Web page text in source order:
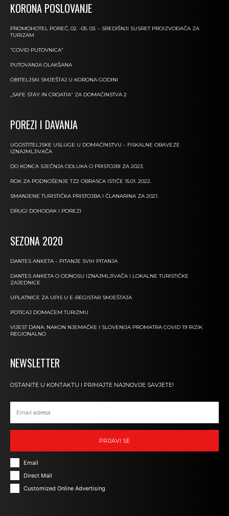
KORONA POSLOVANJE
PROMOHOTEL POREČ, 02. -05. 03. – SREDIŠNJI SUSRET PROIZVOĐAČA ZA
TURIZAM
“COVID PUTOVNICA”
PUTOVANJA OLAKŠANA
OBITELJSKI SMJEŠTAJ U KORONA GODINI
„SAFE STAY IN CROATIA“ ZA DOMAĆINSTVA 2
POREZI I DAVANJA
UGOSTITELJSKE USLUGE U DOMAĆINSTVU – FISKALNE OBAVEZE
IZNAJMLJIVAČA
DO KONCA SJEČNJA ODLUKA O PRISTOJBI ZA 2023.
ROK ZA PODNOŠENJE TZ2 OBRASCA ISTIČE 15.01. 2022.
SMANJENE TURISTIČKA PRISTOJBA I ČLANARINA ZA 2021.
DRUGI DOHODAK I POREZI
SEZONA 2020
DANTES ANKETA – PITANJE SVIH PITANJA
DANTES ANKETA O ODNOSU IZNAJMLJIVAČA I LOKALNE TURISTIČKE
ZAJEDNICE
UPLATNICE ZA UPIS U E-REGISTAR SMJEŠTAJA
POTICAJ DOMAĆEM TURIZMU
VIJEST DANA: NAKON NJEMAČKE I SLOVENIJA PROMATRA COVID 19 RIZIK
REGIONALNO
NEWSLETTER
OSTANITE U KONTAKTU I PRIMAJTE NAJNOVIJE SAVJETE!
PRIJAVI SE
Email
Direct Mail
Customized Online Advertising